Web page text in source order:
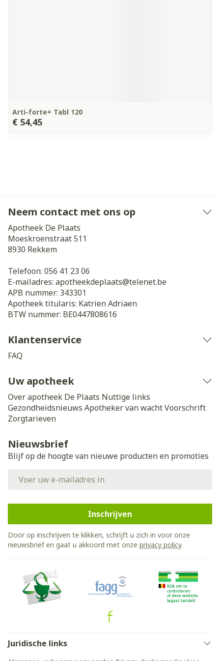
Arti-forte+ Tabl 120
€ 54,45
Neem contact met ons op
Apotheek De Plaats
Moeskroenstraat 511
8930 Rekkem
Telefoon: 056 41 23 06
E-mailadres: apotheekdeplaats@telenet.be
APB nummer: 343301
Apotheek titularis: Katrien Adriaen
BTW nummer: BE0447808616
Klantenservice
FAQ
Uw apotheek
Over apotheek De Plaats Nuttige links
Gezondheidsnieuws Apotheker van wachtVoorschrift
Zorgtarieven
Nieuwsbrief
Blijf op de hoogte van nieuwe producten en promoties
Inschrijven
Door op inschrijven te klikken, schrijft u zich in voor onze
nieuwsbrief en gaat u akkoord met onze privacy policy.
Juridische links